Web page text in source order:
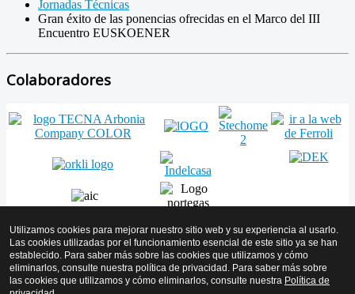
Jornadas Técnicas
Gran éxito de las ponencias ofrecidas en el Marco del III
Encuentro EUSKOENER
Colaboradores
Volver arriba
© 2026 AMICYF - Asociación Mantenedores de Instalaciones de
Utilizamos cookies para mejorar nuestro sitio web y su experiencia al usarlo.
Las cookies utilizadas por el funcionamiento esencial de este sitio ya se han
establecido. Para saber más sobre las cookies que utilizamos y cómo
eliminarlos, consulte nuestra política de privacidad. Para saber más sobre
las cookies que utilizamos y cómo eliminarlos, consulte nuestra Política de